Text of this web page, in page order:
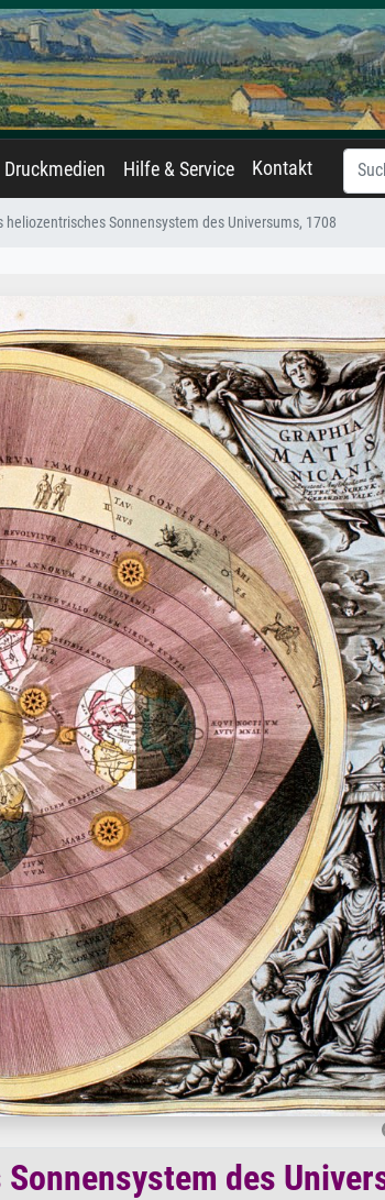
Druckmedien Hilfe & Service Kontakt
heliozentrisches Sonnensystem des Universums, 1708
des